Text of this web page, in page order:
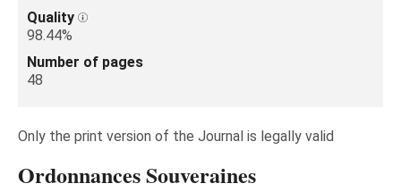
Quality
98.44%
Number of pages
48
Only the print version of the Journal is legally valid
Ordonnances Souveraines